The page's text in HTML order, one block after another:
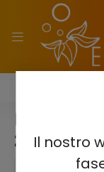
Il nostro
ELF BAR
25000 –